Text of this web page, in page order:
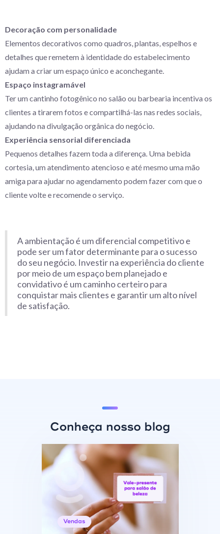
Decoração com personalidade
Elementos decorativos como quadros, plantas, espelhos e
detalhes que remetem à identidade do estabelecimento
ajudam a criar um espaço único e aconchegante.
Espaço instagramável
Ter um cantinho fotogênico no salão ou barbearia incentiva os
clientes a tirarem fotos e compartilhá-las nas redes sociais,
ajudando na divulgação orgânica do negócio.
Experiência sensorial diferenciada
Pequenos detalhes fazem toda a diferença. Uma bebida
cortesia, um atendimento atencioso e até mesmo uma mão
amiga para ajudar no agendamento podem fazer com que o
cliente volte e recomende o serviço.
A ambientação é um diferencial competitivo e
pode ser um fator determinante para o sucesso
do seu negócio. Investir na experiência do cliente
por meio de um espaço bem planejado e
convidativo é um caminho certeiro para
conquistar mais clientes e garantir um alto nível
de satisfação.
Conheça nosso blog
Vendas